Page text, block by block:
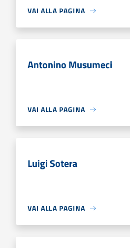
VAI ALLA PAGINA
Antonino Musumeci
VAI ALLA PAGINA
Luigi Sotera
VAI ALLA PAGINA